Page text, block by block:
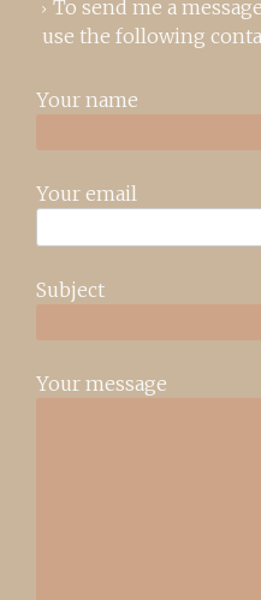
To send me a
use the following
Your name
Your email
Subject
Your message